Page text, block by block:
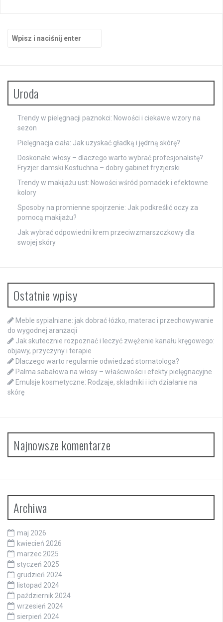
Uroda
Trendy w pielęgnacji paznokci: Nowości i ciekawe wzory na
sezon
Pielęgnacja ciała: Jak uzyskać gładką i jędrną skórę?
Doskonałe włosy – dlaczego warto wybrać profesjonalistę?
Fryzjer damski Kostuchna – dobry gabinet fryzjerski
Trendy w makijażu ust: Nowości wśród pomadek i efektowne
kolory
Sposoby na promienne spojrzenie: Jak podkreślić oczy za
pomocą makijażu?
Jak wybrać odpowiedni krem przeciwzmarszczkowy dla
swojej skóry
Ostatnie wpisy
Meble sypialniane: jak dobrać łóżko, materac i przechowywanie
do wygodnej aranżacji
Jak skutecznie rozpoznać i leczyć zwężenie kanału kręgowego:
objawy, przyczyny i terapie
Dlaczego warto regularnie odwiedzać stomatologa?
Palma sabałowa na włosy – właściwości i efekty pielęgnacyjne
Emulsje kosmetyczne: Rodzaje, składniki i ich działanie na
skórę
Najnowsze komentarze
Archiwa
maj 2026
kwiecień 2026
marzec 2025
styczeń 2025
grudzień 2024
listopad 2024
październik 2024
wrzesień 2024
sierpień 2024